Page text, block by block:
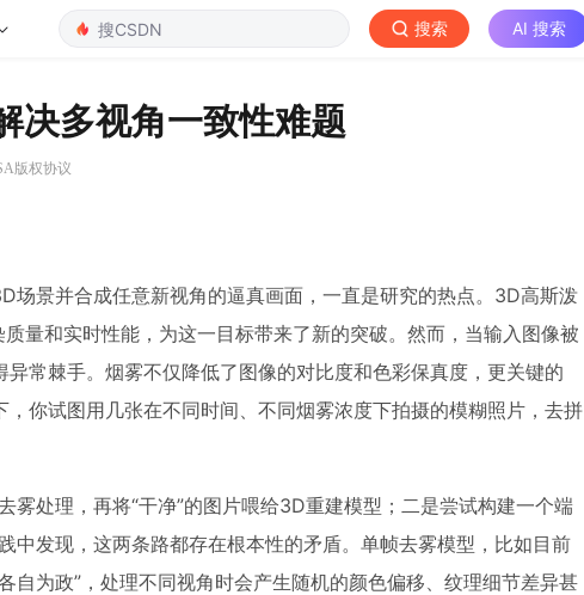
搜索 AI 搜索
决多视角一致性难题
版权协议
景并合成任意新视角的逼真画面，一直是研究的热点。3D高斯泼
量和实时性能，为这一目标带来了新的突破。然而，当输入图像被
常棘手。烟雾不仅降低了图像的对比度和色彩保真度，更关键的
你试图用几张在不同时间、不同烟雾浓度下拍摄的模糊照片，去拼
处理，再将“干净”的图片喂给3D重建模型；二是尝试构建一个端
发现，这两条路都存在根本性的矛盾。单帧去雾模型，比如目前
为政”，处理不同视角时会产生随机的颜色偏移、纹理细节差异甚